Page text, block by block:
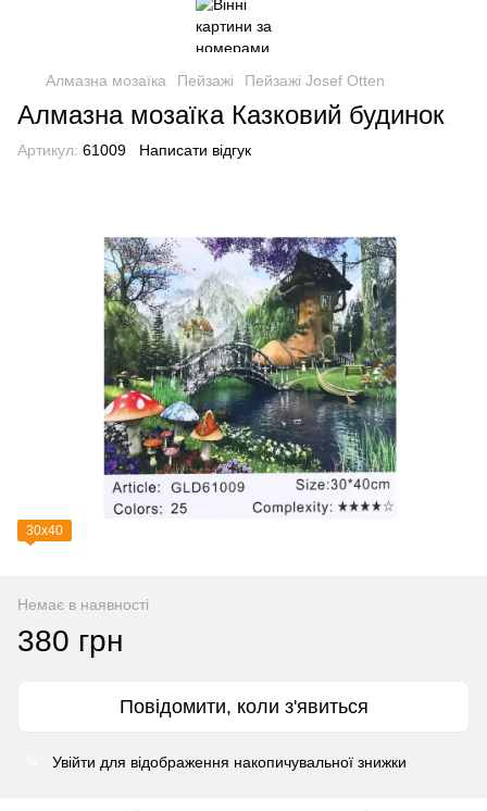
Алмазна мозаїка Пейзажі Пейзажі Josef Otten
Алмазна мозаїка Казковий будинок
Артикул: 61009 Написати відгук
30х40
Немає в наявності
380 грн
Повідомити, коли з'явиться
Увійти для відображення накопичувальної знижки